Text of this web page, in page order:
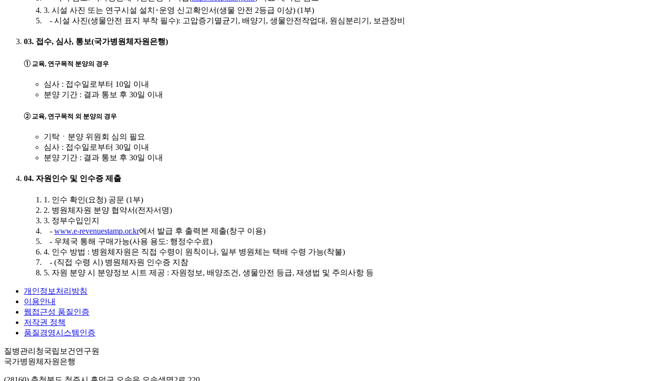
3. 시설 사진 또는 연구시설 설치･운영 신고확인서(생물 안전 2등급 이상) (1부)
- 시설 사진(생물안전 표지 부착 필수): 고압증기멸균기, 배양기, 생물안전작업대, 원심분리기, 보관장비
03. 접수, 심사, 통보(국가병원체자원은행)
➀ 교육, 연구목적 분양의 경우
심사 : 접수일로부터 10일 이내
분양 기간 : 결과 통보 후 30일 이내
➁ 교육, 연구목적 외 분양의 경우
기탁ㆍ분양 위원회 심의 필요
심사 : 접수일로부터 30일 이내
분양 기간 : 결과 통보 후 30일 이내
04. 자원인수 및 인수증 제출
1. 인수 확인(요청) 공문 (1부)
2. 병원체자원 분양 협약서(전자서명)
3. 정부수입인지
- www.e-revenuestamp.or.kr에서 발급 후 출력본 제출(창구 이용)
- 우체국 통해 구매가능(사용 용도: 행정수수료)
4. 인수 방법 : 병원체자원은 직접 수령이 원칙이나, 일부 병원체는 택배 수령 가능(착불)
- (직접 수령 시) 병원체자원 인수증 지참
5. 자원 분양 시 분양정보 시트 제공 : 자원정보, 배양조건, 생물안전 등급, 재생법 및 주의사항 등
개인정보처리방침
이용안내
웹접근성 품질인증
저작권 정책
품질경영시스템인증
질병관리청국립보건연구원
국가병원체자원은행